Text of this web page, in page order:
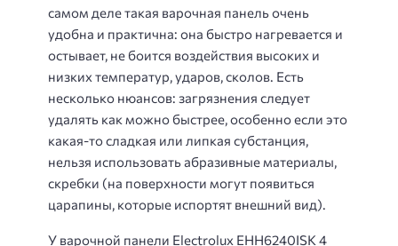
самом деле такая варочная панель очень
удобна и практична: она быстро нагревается и
остывает, не боится воздействия высоких и
низких температур, ударов, сколов. Есть
несколько нюансов: загрязнения следует
удалять как можно быстрее, особенно если это
какая-то сладкая или липкая субстанция,
нельзя использовать абразивные материалы,
скребки (на поверхности могут появиться
царапины, которые испортят внешний вид).
У варочной панели Electrolux EHH6240ISK 4